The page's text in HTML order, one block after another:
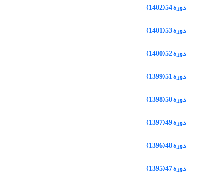
دوره 54 (1402)
دوره 53 (1401)
دوره 52 (1400)
دوره 51 (1399)
دوره 50 (1398)
دوره 49 (1397)
دوره 48 (1396)
دوره 47 (1395)